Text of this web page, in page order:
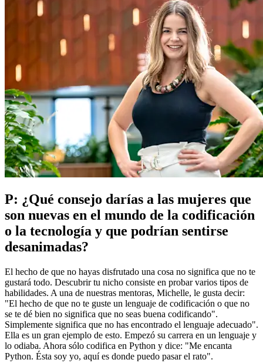
P: ¿Qué consejo darías a las mujeres que
son nuevas en el mundo de la codificación
o la tecnología y que podrían sentirse
desanimadas?
El hecho de que no hayas disfrutado una cosa no significa que no te
gustará todo. Descubrir tu nicho consiste en probar varios tipos de
habilidades. A una de nuestras mentoras, Michelle, le gusta decir:
"El hecho de que no te guste un lenguaje de codificación o que no
se te dé bien no significa que no seas buena codificando".
Simplemente significa que no has encontrado el lenguaje adecuado".
Ella es un gran ejemplo de esto. Empezó su carrera en un lenguaje y
lo odiaba. Ahora sólo codifica en Python y dice: "Me encanta
Python. Ésta soy yo, aquí es donde puedo pasar el rato".